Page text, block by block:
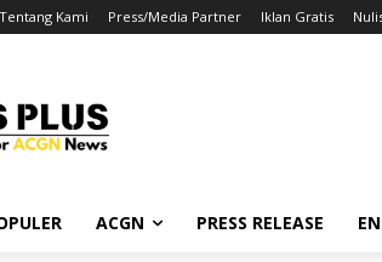
Tentang Kami Press/Media Partner Iklan Gratis
ACGN PRESS RELEASE